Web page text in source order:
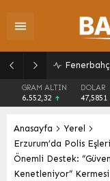
GRAM ALTIN
6.552,32
DOLAR
47,5851
Anasayfa
Yerel
Erzurum’da Polis
Önemli Destek:
Kenetleniyor”